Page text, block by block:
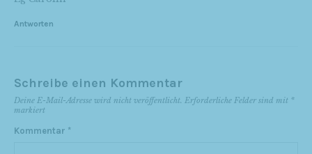
Antworten
Schreibe einen Kommentar
Deine E-Mail-Adresse wird nicht veröffentlicht. Erforderliche Felder sind mit *
markiert
Kommentar *